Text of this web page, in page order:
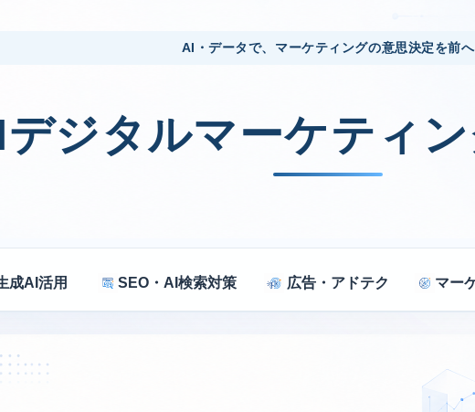
AI・データで、マーケティングの意思決定を前へ
デジタルマーケティ
成AI活用 SEO・AI検索対策 広告・アドテク